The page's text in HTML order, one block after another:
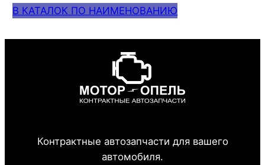
В КАТАЛОК ПО НАИМЕНОВАНИЮ
Контрактные автозапчасти для вашего
автомобиля.